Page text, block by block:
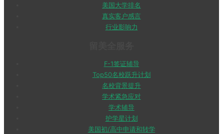
美国大学排名
真实客户感言
行业影响力
F-1签证辅导
Top50名校跃升计划
名校背景提升
学术紧急应对
学术辅导
护学星计划
美国初/高中申请和转学